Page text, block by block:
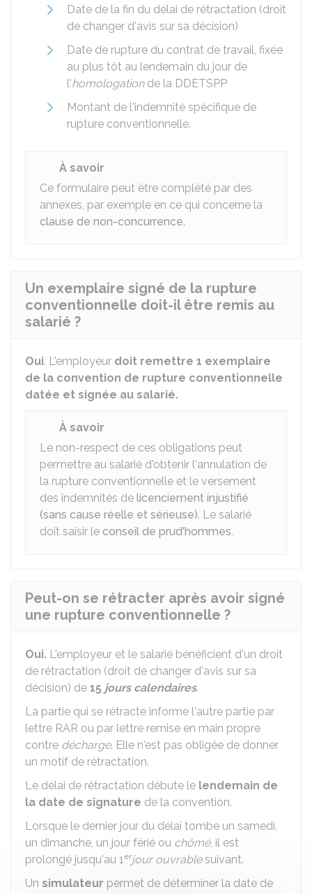
Date de la fin du délai de rétractation (droit
de changer d'avis sur sa décision)
Date de rupture du contrat de travail, fixée
au plus tôt au lendemain du jour de
l'homologationde la DDETSPP
Montant de l'indemnité spécifique de
rupture conventionnelle.
À savoir
Ce formulaire peut être complété par des
annexes, par exemple en ce qui concerne la
clause de non-concurrence.
Un exemplaire signé de la rupture
conventionnelle doit-il être remis au
salarié ?
Oui. L'employeur doit remettre 1 exemplaire
de la convention de rupture conventionnelle
datée et signée au salarié.
À savoir
Le non-respect de ces obligations peut
permettre au salarié d'obtenir l'annulation de
la rupture conventionnelle et le versement
des indemnités de licenciement injustifié
(sans cause réelle et sérieuse). Le salarié
doit saisir le conseil de prud'hommes.
Peut-on se rétracter après avoir signé
une rupture conventionnelle ?
Oui. L'employeur et le salarié bénéficient d'un droit
de rétractation (droit de changer d'avis sur sa
décision) de 15 jours calendaires.
La partie qui se rétracte informe l'autre partie par
lettre RAR ou par lettre remise en main propre
contre décharge. Elle n'est pas obligée de donner
un motif de rétractation.
Le délai de rétractation débute le lendemain de
la date de signature de la convention.
Lorsque le dernier jour du délai tombe un samedi,
un dimanche, un jour férié ou chômé, il est
prolongé jusqu'au 1erjour ouvrablesuivant.
Un simulateur permet de déterminer la date de